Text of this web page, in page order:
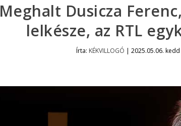
Meghalt Dusicza
lelkésze, az RTL
Írta: KÉKVILLOGÓ |2025.05.06. kedd